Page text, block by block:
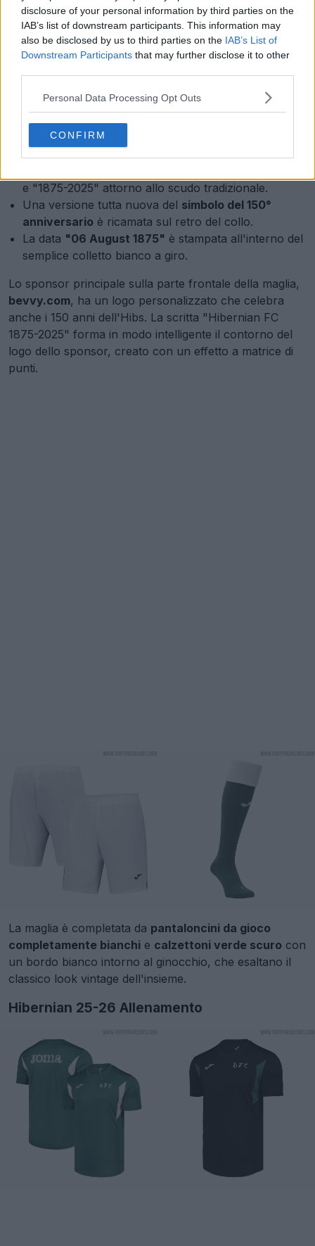
disclosure of your personal information by third parties on the
IAB’s list of downstream participants. This information may
also be disclosed by us to third parties on the IAB’s List of
Downstream Participants that may further disclose it to other
Personal Data Processing Opt Outs
CONFIRM
Un distintivo speciale per il 150° anniversario
ben visibile sul lato sinistro del petto. Il distintivo ha la
e "1875-2025" attorno allo scudo tradizionale.
Una versione tutta nuova del simbolo del 150°
anniversario è ricamata sul retro del collo.
La data "06 August 1875" è stampata all'interno del
semplice colletto bianco a giro.
Lo sponsor principale sulla parte frontale della maglia,
bevvy.com, ha un logo personalizzato che celebra
anche i 150 anni dell'Hibs. La scritta "Hibernian FC
1875-2025" forma in modo intelligente il contorno del
logo dello sponsor, creato con un effetto a matrice di
punti.
La maglia è completata da pantaloncini da gioco
completamente bianchi e calzettoni verde scuro con
un bordo bianco intorno al ginocchio, che esaltano il
classico look vintage dell'insieme.
Hibernian 25-26 Allenamento